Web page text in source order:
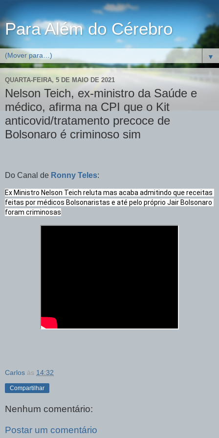
Para Além do Cérebro
▼
QUARTA-FEIRA, 5 DE MAIO DE 2021
Nelson Teich, ex-ministro da Saúde e
médico, afirma na CPI que o Kit
anticovid/tratamento precoce de
Bolsonaro é criminoso sim
Do Canal de Ronny Teles:
Ex Ministro Nelson Teich reluta mas acaba admitindo que receitas
feitas por médicos Bolsonaristas e até pelo próprio Jair Bolsonaro
foram criminosas
Carlos às 14:32
Compartilhar
Nenhum comentário:
Postar um comentário